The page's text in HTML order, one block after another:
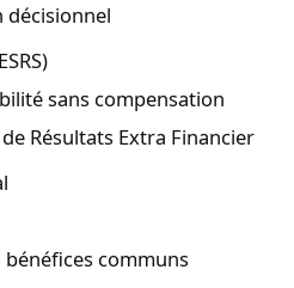
décisionnel
sans compensation
Résultats Extra Financier
communs